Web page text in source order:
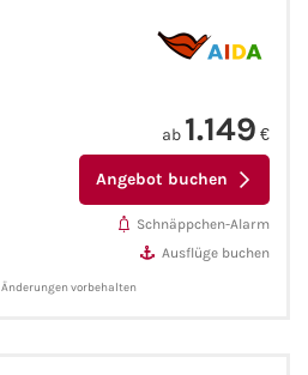
ab 1.149 €
Angebot buchen
Schnäppchen-Alarm
Ausflüge buchen
Änderungen vorbehalten